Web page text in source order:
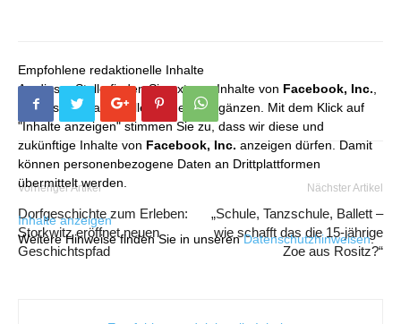
Empfohlene redaktionelle Inhalte
An dieser Stelle finden Sie externe Inhalte von Facebook, Inc.
die unser redaktionelles Angebot ergänzen. Mit dem Klick auf
"Inhalte anzeigen" stimmen Sie zu, dass wir diese und
zukünftige Inhalte von Facebook, Inc. anzeigen dürfen. Damit
können personenbezogene Daten an Drittplattformen
übermittelt werden.
Inhalte anzeigen
Weitere Hinweise finden Sie in unserenDatenschutzhinweisen.
Vorheriger Artikel
Dorfgeschichte zum Erleben:
Storkwitz eröffnet neuen
Geschichtspfad
Nächster Artikel
„Schule, Tanzschule, Ballett –
wie schafft das die 15-jährige
Zoe aus Rositz?“